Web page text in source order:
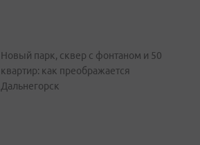
Новый парк, сквер с фонтаном и 50
квартир: как преображается
Дальнегорск